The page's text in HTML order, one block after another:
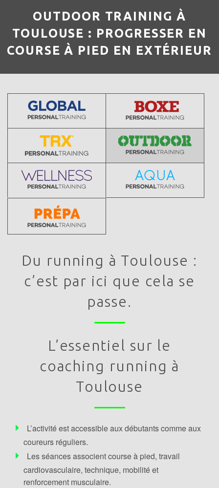
OUTDOOR TRAINING À
TOULOUSE : PROGRESSER EN
COURSE À PIED EN EXTÉRIEUR
Du running à Toulouse :
c’est par ici que cela se
passe.
L’essentiel sur le
coaching running à
Toulouse
L’activité est accessible aux débutants comme aux
coureurs réguliers.
Les séances associent course à pied, travail
cardiovasculaire, technique, mobilité et
renforcement musculaire.